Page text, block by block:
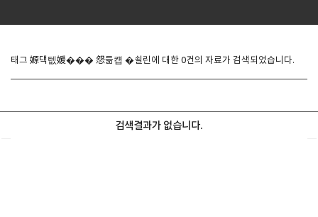
Twitter 로그인
태그 嫄댁텞媛��� 怨듦컙 �쇨린에 대한 0건의 자료가 검색되었습니다.
검색결과가 없습니다.